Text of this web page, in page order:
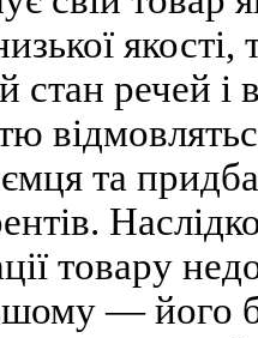
стан речей і
та
товару
— його